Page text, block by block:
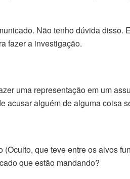
Não tenho dúvida
fazer a investigação.
uma representação em um
acusar alguém de alguma coisa
que teve entre os alvos
que estão mandando?